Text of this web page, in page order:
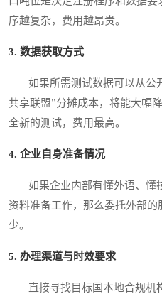
序越复杂，费用越昂贵。
3. 数据获取方式
如果所需测试数据可以从公
共享联盟”分摊成本，将能大幅
全新的测试，费用最高。
4. 企业自身准备情况
如果企业内部有懂外语、懂
资料准备工作，那么委托外部
少。
5. 办理渠道与时效要求
直接寻找目标国本地合规机